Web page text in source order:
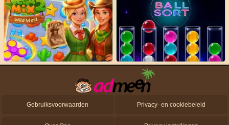
Gebruiksvoorwaarden Privacy- en cookiebeleid